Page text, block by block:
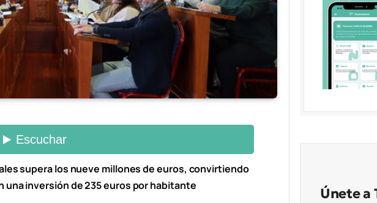
supera los nueve millones de euros, convirtiendo
una inversión de 235 euros por habitante
Únete